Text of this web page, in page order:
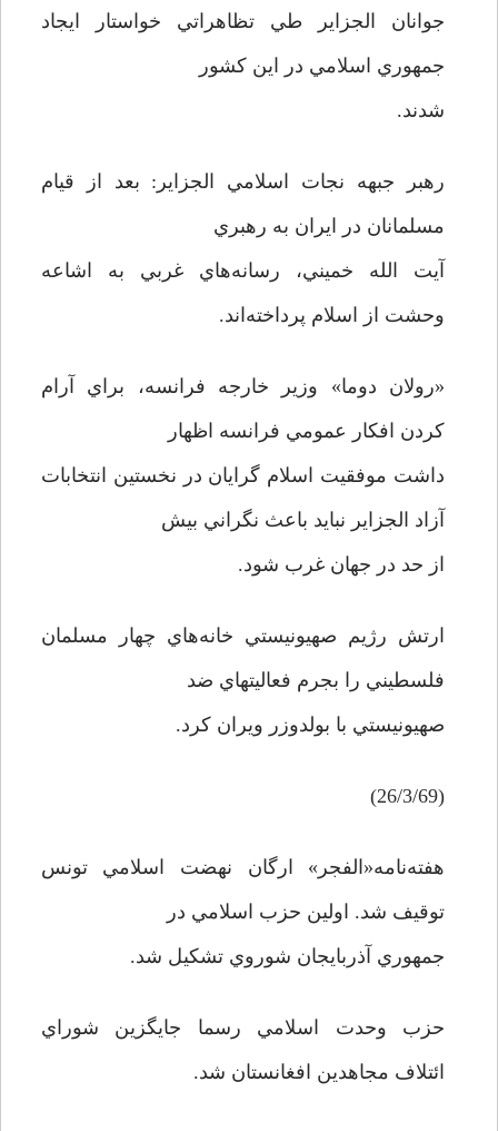
جوانان الجزاير طي تظاهراتي خواستار ايجاد
جمهوري اسلامي در اين کشور
شدند.
رهبر جبهه نجات اسلامي الجزاير: بعد از قيام
مسلمانان در ايران به رهبري
آيت الله خميني، رسانه‌هاي غربي به اشاعه
وحشت از اسلام پرداخته‌اند.
«رولان دوما» وزير خارجه فرانسه، براي آرام
کردن افکار عمومي فرانسه اظهار
داشت موفقيت اسلام گرايان در نخستين انتخابات
آزاد الجزاير نبايد باعث نگراني بيش
از حد در جهان غرب شود.
ارتش رژيم صهيونيستي خانه‌هاي چهار مسلمان
فلسطيني را بجرم فعاليتهاي ضد
صهيونيستي با بولدوزر ويران کرد.
(26/3/69)
هفته‌نامه«الفجر» ارگان نهضت اسلامي تونس
توقيف شد. اولين حزب اسلامي در
جمهوري آذربايجان شوروي تشکيل شد.
حزب وحدت اسلامي رسما جايگزين شوراي
ائتلاف مجاهدين افغانستان شد.